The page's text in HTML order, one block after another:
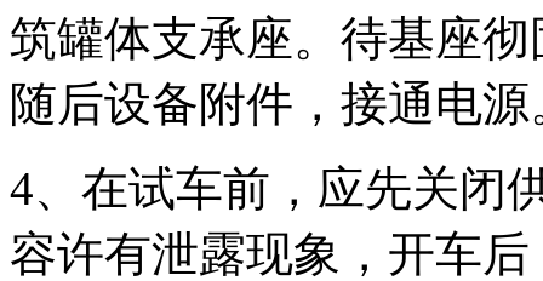
筑罐体支承座。待基座
随后设备附件，接通电源
4、在试车前，应先关闭
容许有泄露现象，开车